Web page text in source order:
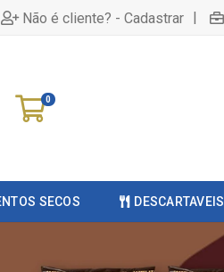
Não é cliente? - Cadastrar |
0
SECOS DESCARTAVEIS